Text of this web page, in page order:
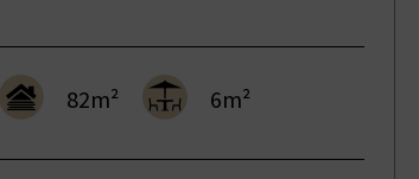
82m² 6m²